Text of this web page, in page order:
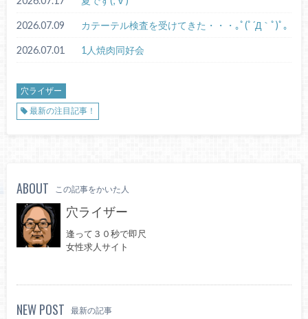
2026.07.09 カテーテル検査を受けてきた・・・｡ﾟ(ﾟ´Д｀ﾟ)ﾟ｡
2026.07.01 1人焼肉同好会
穴ライザー
最新の注目記事！
ABOUT この記事をかいた人
穴ライザー
逢って３０秒で即尺
女性求人サイト
NEW POST 最新の記事